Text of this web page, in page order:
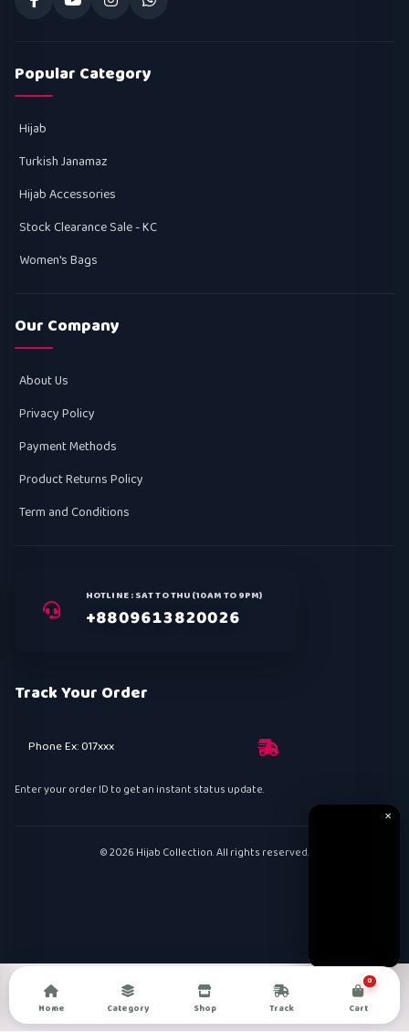
✕
Home Category Shop Track
0
Cart
Popular Category
Hijab
Turkish Janamaz
Hijab Accessories
Stock Clearance Sale - KC
Women's Bags
Our Company
About Us
Privacy Policy
Payment Methods
Product Returns Policy
Term and Conditions
HOTLINE : SAT TO THU (10AM TO 9PM)
+8809613820026
Track Your Order
Enter your order ID to get an instant status update.
© 2026 Hijab Collection. All rights reserved.